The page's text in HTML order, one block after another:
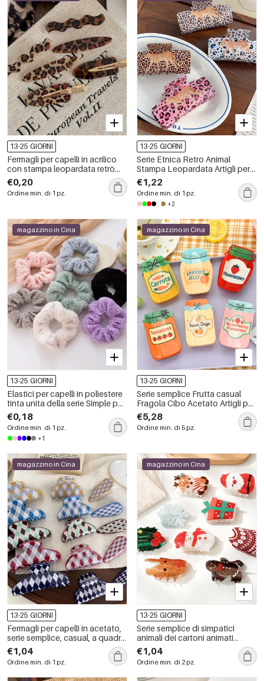
13-25 GIORNI
Fermagli per capelli in acrilico
con stampa leopardata retrò
della serie Simple
€0,20
Ordine min. di 1 pz.
13-25 GIORNI
Serie Etnica Retro Animal
Stampa Leopardata Artigli per
Capelli in PVC
€1,22
Ordine min. di 1 pz.
+2
magazzino in Cina
13-25 GIORNI
Elastici per capelli in poliestere
tinta unita della serie Simple per
tutti i giorni
€0,18
Ordine min. di 1 pz.
+1
magazzino in Cina
13-25 GIORNI
Serie semplice Frutta casual
Fragola Cibo Acetato Artigli per
capelli
€5,28
Ordine min. di 5 pz.
magazzino in Cina
13-25 GIORNI
Fermagli per capelli in acetato,
serie semplice, casual, a quadri,
colori misti, forma geometrica
€1,04
Ordine min. di 1 pz.
magazzino in Cina
13-25 GIORNI
Serie semplice di simpatici
animali dei cartoni animati
natalizi, unghie acriliche
colorate miste per capelli,
colore Natale
€1,04
Ordine min. di 2 pz.